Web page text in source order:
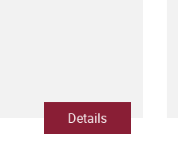
Details